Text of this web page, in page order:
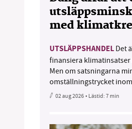
med
UTSLÄPPSHANDEL Det
finansiera klimatinsatser
Men om satsningarna
omställningstrycket
02 aug 2026• Lästid:7 min